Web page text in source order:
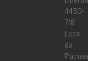
4450-
718
Leça
da